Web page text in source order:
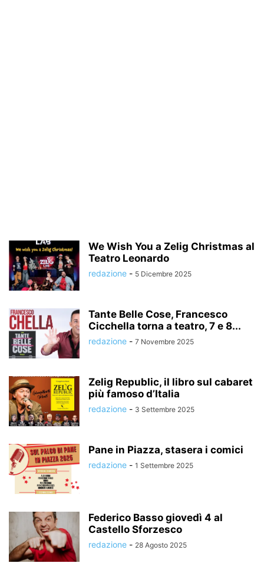
We Wish You a Zelig Christmas al
Teatro Leonardo
redazione - 5 Dicembre 2025
Tante Belle Cose, Francesco
Cicchella torna a teatro, 7 e 8...
redazione - 7 Novembre 2025
Zelig Republic, il libro sul cabaret
più famoso d’Italia
redazione - 3 Settembre 2025
Pane in Piazza, stasera i comici
redazione - 1 Settembre 2025
Federico Basso giovedì 4 al
Castello Sforzesco
redazione - 28 Agosto 2025